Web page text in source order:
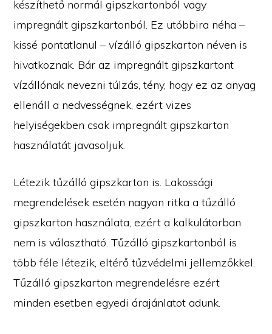
készíthető normál gipszkartonból vagy
impregnált gipszkartonból. Ez utóbbira néha –
kissé pontatlanul – vízálló gipszkarton néven is
hivatkoznak. Bár az impregnált gipszkartont
vízállónak nevezni túlzás, tény, hogy ez az anyag
ellenáll a nedvességnek, ezért vizes
helyiségekben csak impregnált gipszkarton
használatát javasoljuk.
Létezik tűzálló gipszkarton is. Lakossági
megrendelések esetén nagyon ritka a tűzálló
gipszkarton használata, ezért a kalkulátorban
nem is választható. Tűzálló gipszkartonból is
több féle létezik, eltérő tűzvédelmi jellemzőkkel.
Tűzálló gipszkarton megrendelésre ezért
minden esetben egyedi árajánlatot adunk.